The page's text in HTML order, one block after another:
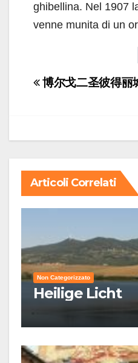
ghibellina. Nel 1907
venne munita di un
博尔戈二圣彼得丽
Articoli Correlati
Non Categorizzato
Heilige Licht